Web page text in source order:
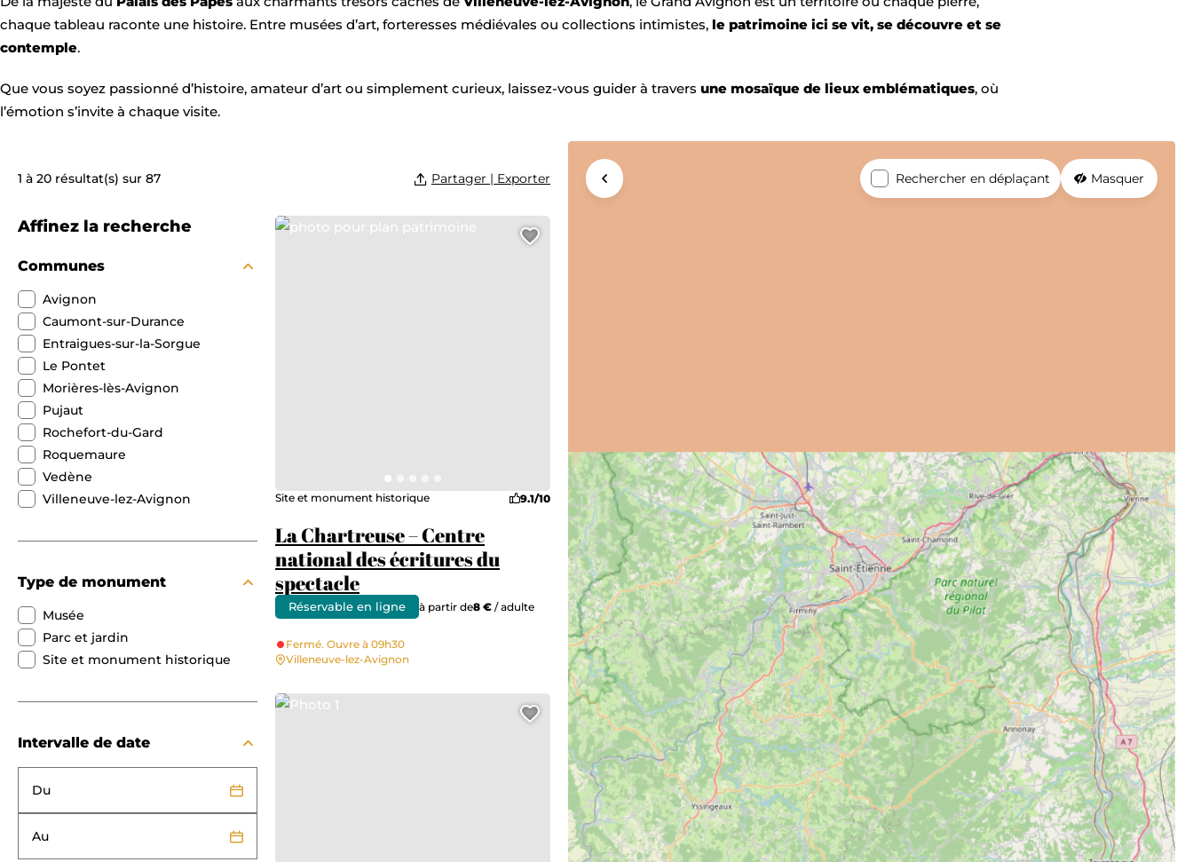
chaque tableau raconte une histoire. Entre musées d’art, forteresses médiévales ou collections intimistes, le patrimoine ici se vit, se découvre et se
contemple.
Que vous soyez passionné d’histoire, amateur d’art ou simplement curieux, laissez-vous guider à travers une mosaïque de lieux emblématiques, où
l’émotion s’invite à chaque visite.
1 à 20 résultat(s) sur 87 Partager | Exporter
Affinez la recherche
Communes
Avignon
Caumont-sur-Durance
Entraigues-sur-la-Sorgue
Le Pontet
Morières-lès-Avignon
Pujaut
Rochefort-du-Gard
Roquemaure
Vedène
Villeneuve-lez-Avignon
Type de monument
Musée
Parc et jardin
Site et monument historique
Intervalle de date
Du
Au
La Chartreuse – Centre
national des écritures du
spectacle
Site et monument historique 9.1/10
Réservable en ligne à partir de8 € / adulte
Fermé. Ouvre à 09h30
Villeneuve-lez-Avignon
photo pour plan patrimoine
Ajouter cette page au carnet de voyage ?
Photo 1
Ajouter cette page au carnet de voyage ?
Agrandir la carte Rechercher en déplaçant Masquer